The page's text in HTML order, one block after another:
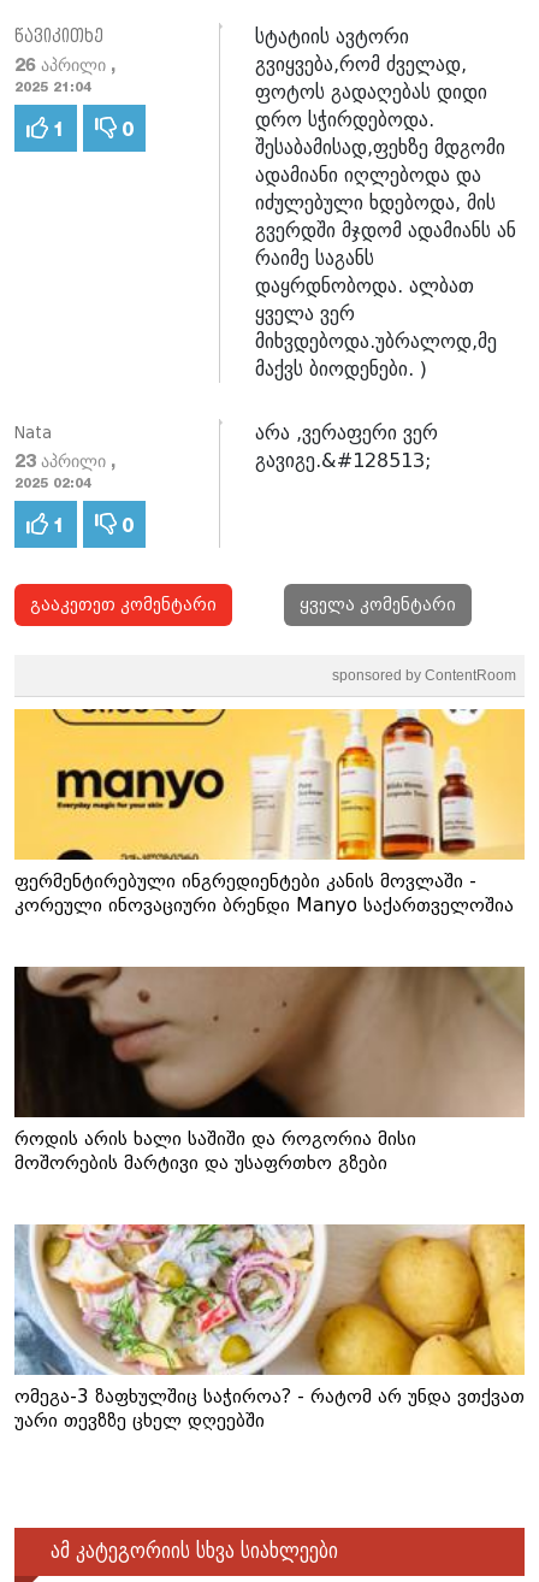
წავიკითხე
26 აპრილი ,
2025 21:04
1 0
სტატიის ავტორი
გვიყვება,რომ ძველად,
ფოტოს გადაღებას დიდი
დრო სჭირდებოდა.
შესაბამისად,ფეხზე მდგომი
ადამიანი იღლებოდა და
იძულებული ხდებოდა, მის
გვერდში მჯდომ ადამიანს ან
რაიმე საგანს
დაყრდნობოდა. ალბათ
ყველა ვერ
მიხვდებოდა.უბრალოდ,მე
მაქვს ბიოდენები. )
Nata
23 აპრილი ,
2025 02:04
1 0
არა ,ვერაფერი ვერ
გავიგე.&#128513;
გააკეთეთ კომენტარი ყველა კომენტარი
sponsored by ContentRoom
ფერმენტირებული ინგრედიენტები კანის მოვლაში -
კორეული ინოვაციური ბრენდი Manyo საქართველოშია
როდის არის ხალი საშიში და როგორია მისი
მოშორების მარტივი და უსაფრთხო გზები
ომეგა-3 ზაფხულშიც საჭიროა? - რატომ არ უნდა ვთქვათ
უარი თევზზე ცხელ დღეებში
ამ კატეგორიის სხვა სიახლეები